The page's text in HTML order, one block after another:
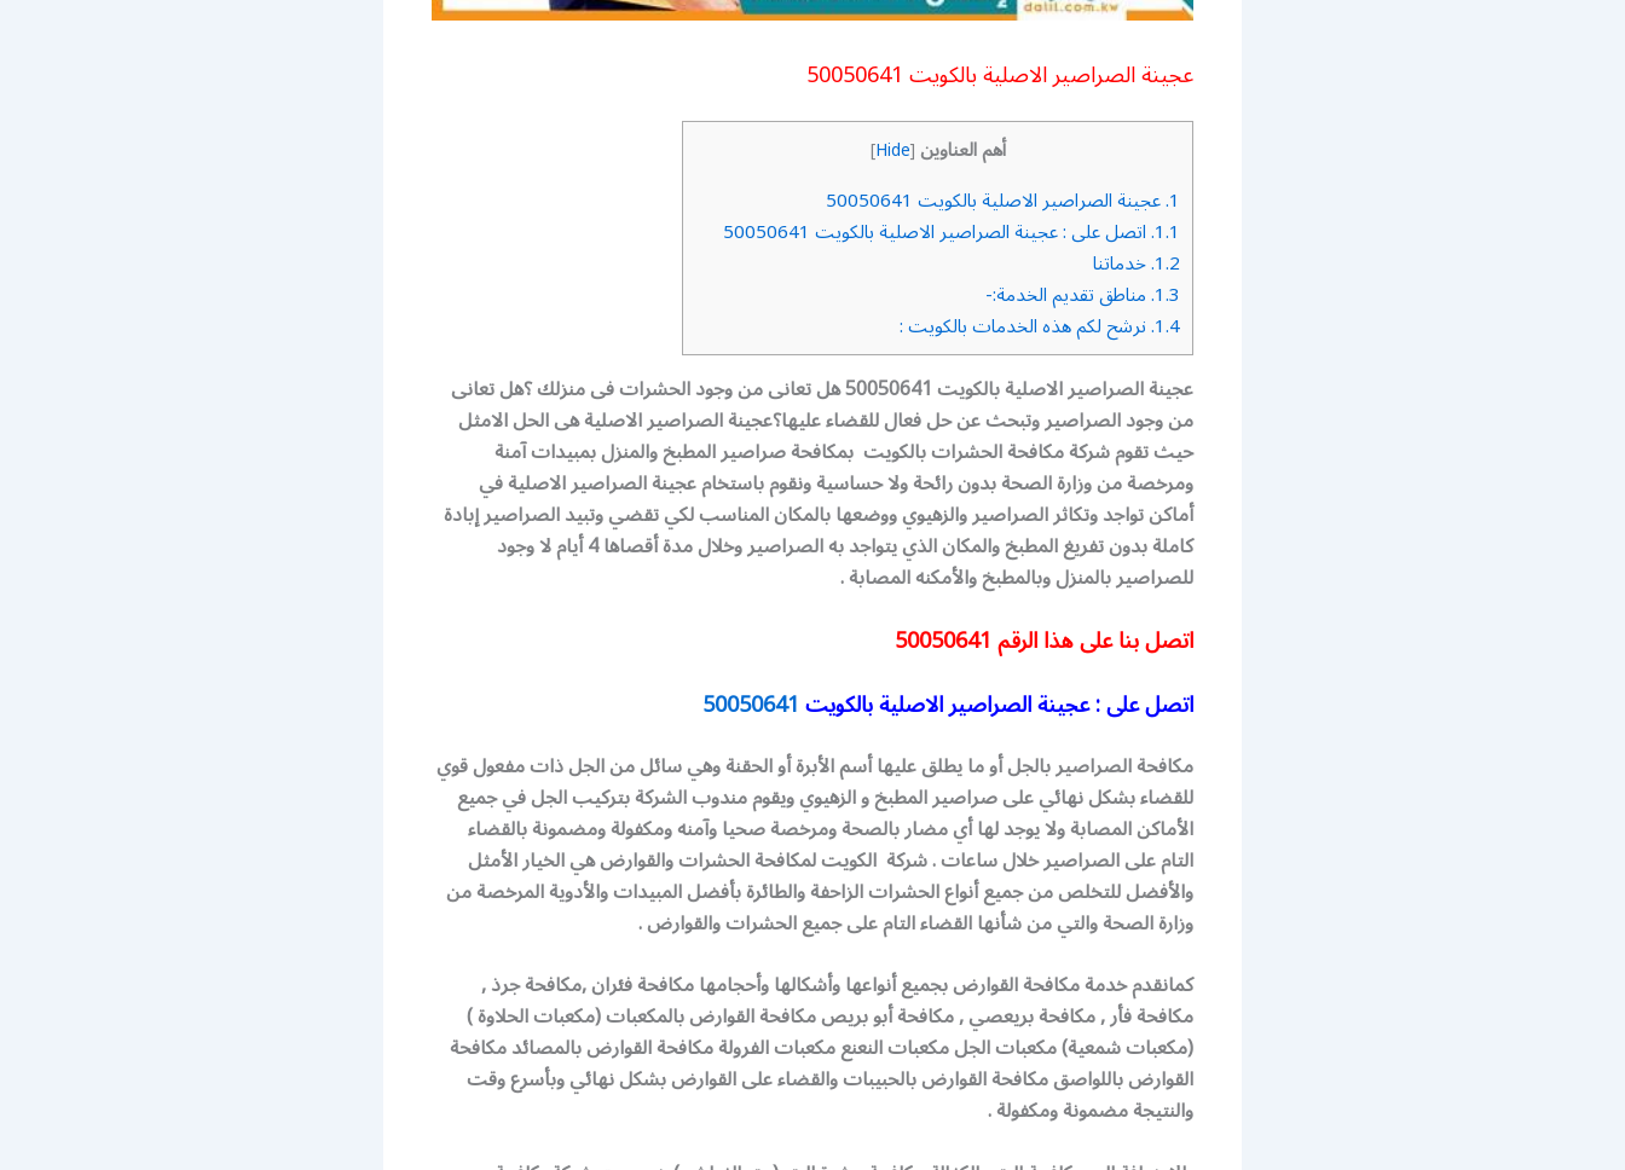
عجينة الصراصير الاصلية بالكويت 50050641
أهم العناوين [
Hide
]
1. عجينة الصراصير الاصلية بالكويت 50050641
1.1. اتصل على : عجينة الصراصير الاصلية بالكويت 50050641
1.2. خدماتنا
1.3. مناطق تقديم الخدمة:-
1.4. نرشح لكم هذه الخدمات بالكويت :
عجينة الصراصير الاصلية بالكويت 50050641 هل تعانى من وجود الحشرات فى منزلك ؟هل تعانى
من وجود الصراصير وتبحث عن حل فعال للقضاء عليها؟عجينة الصراصير الاصلية هى الحل الامثل
حيث تقوم شركة مكافحة الحشرات بالكويت بمكافحة صراصير المطبخ والمنزل بمبيدات آمنة
ومرخصة من وزارة الصحة بدون رائحة ولا حساسية ونقوم باستخام عجينة الصراصير الاصلية في
أماكن تواجد وتكاثر الصراصير والزهيوي ووضعها بالمكان المناسب لكي تقضي وتبيد الصراصير إبادة
كاملة بدون تفريغ المطبخ والمكان الذي يتواجد به الصراصير وخلال مدة أقصاها 4 أيام لا وجود
للصراصير بالمنزل وبالمطبخ والأمكنه المصابة .
اتصل بنا على هذا الرقم50050641
اتصل على : عجينة الصراصير الاصلية بالكويت50050641
مكافحة الصراصير بالجل أو ما يطلق عليها أسم الأبرة أو الحقنة وهي سائل من الجل ذات مفعول قوي
للقضاء بشكل نهائي على صراصير المطبخ و الزهيوي ويقوم مندوب الشركة بتركيب الجل في جميع
الأماكن المصابة ولا يوجد لها أي مضار بالصحة ومرخصة صحيا وآمنه ومكفولة ومضمونة بالقضاء
التام على الصراصير خلال ساعات . شركة الكويت لمكافحة الحشرات والقوارض هي الخيار الأمثل
والأفضل للتخلص من جميع أنواع الحشرات الزاحفة والطائرة بأفضل المبيدات والأدوية المرخصة من
وزارة الصحة والتي من شأنها القضاء التام على جميع الحشرات والقوارض .
كمانقدم خدمة مكافحة القوارض بجميع أنواعها وأشكالها وأحجامها مكافحة فئران ,مكافحة جرذ ,
مكافحة فأر , مكافحة بريعصي , مكافحة أبو بريص مكافحة القوارض بالمكعبات (مكعبات الحلاوة )
(مكعبات شمعية) مكعبات الجل مكعبات النعنع مكعبات الفرولة مكافحة القوارض بالمصائد مكافحة
القوارض باللواصق مكافحة القوارض بالحبيبات والقضاء على القوارض بشكل نهائي وبأسرع وقت
والنتيجة مضمونة ومكفولة .